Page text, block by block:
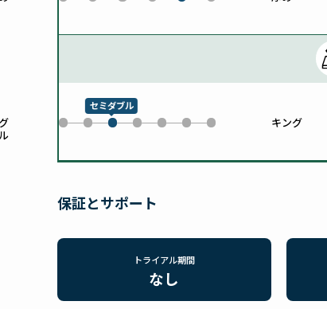
4
0 1
2
セミダブル
3 4 5 キング
6
保証とサポート
トライアル期間
なし